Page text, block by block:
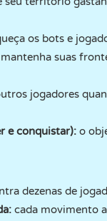
os bots e
mantenha suas
jogadores
e conquistar): o
dezenas de
cada movimento